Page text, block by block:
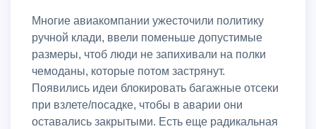
Многие авиакомпании ужесточили политику
ручной клади, ввели поменьше допустимые
размеры, чтоб люди не запихивали на полки
чемоданы, которые потом застрянут.
Появились идеи блокировать багажные отсеки
при взлете/посадке, чтобы в аварии они
оставались закрытыми. Есть еще радикальная